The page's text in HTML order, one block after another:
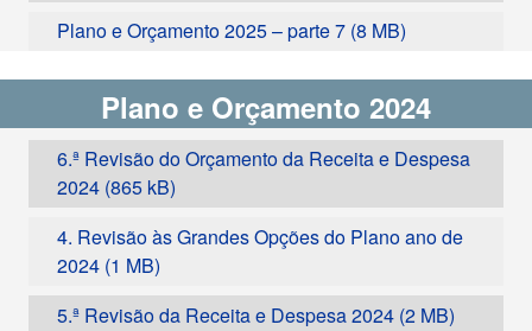
Plano e Orçamento 2025 – parte 7
Plano e Orçamento 2024
6.ª Revisão do Orçamento da Receita e Despesa
2024
4. Revisão às Grandes Opções do Plano ano de
2024
5.ª Revisão da Receita e Despesa 2024